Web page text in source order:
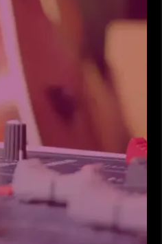
Nachhören
Radiointerview in
wurde. Wenn ihr die
in voller Länge
auf das nachfolgende
Video.